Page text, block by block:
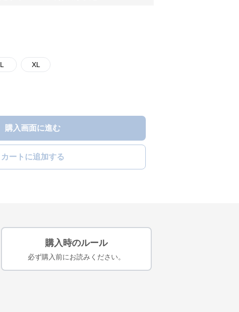
L XL
購入画面に進む
カートに追加する
購入時のルール
必ず購入前にお読みください。